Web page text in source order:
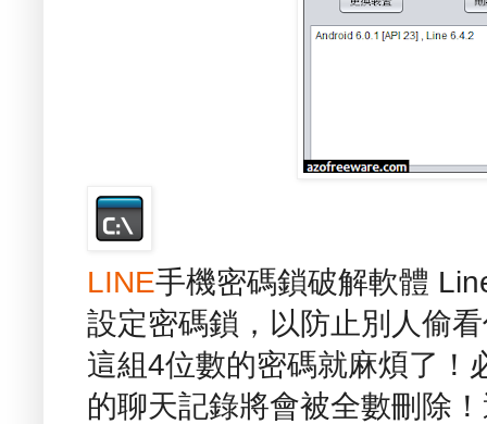
LINE手機密碼鎖破解軟體
設定密碼鎖，以防止別人偷
這組4位數的密碼就麻煩了！
的聊天記錄將會被全數刪除